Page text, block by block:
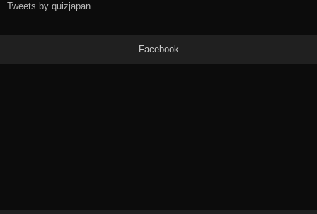
Tweets by quizjapan
Facebook